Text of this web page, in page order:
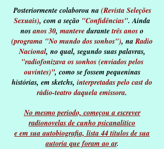
Posteriormente colaborou na (Revista Seleções
Sexuais), com a seção "Confidências". Ainda
nosanos 30, mantevedurante três anos o
(programa "No mundo dos sonhos"), naRadio
Nacional, no qual, segundo suas palavras,
"radiofonizava os sonhos (enviados pelos
ouvintes)”, como se fossem pequeninas
histórias, em sketchs, interpretadas pelo cast do
rádio-teatro daquela emissora.
No mesmo período, começou a escrever
radionovelas de cunho psicanalítico
e em sua autobiografia, lista 44 títulos de sua
autoria que foram ao ar.